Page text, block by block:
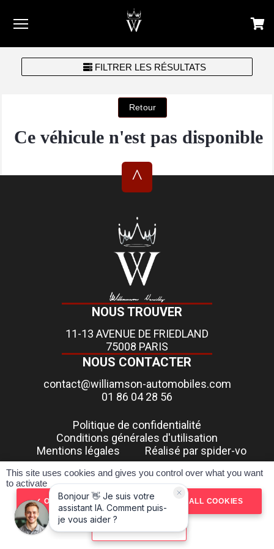
FILTRER LES RÉSULTATS
Ce véhicule n'est pas disponible
^
NOUS TROUVER
11-13 AVENUE DE FRIEDLAND
75008 PARIS
NOUS CONTACTER
contact@williamson-automobiles.com
01 86 04 28 56
Politique de confidentialité
Conditions générales d'utilisation
Mentions légales
Réalisé par spider-vo
Pour les trajets courts, privilégiez la marche ou le vélo
#SeDéplacerMoinsPolluer
This site uses cookies and gives you control over what you want
to activate
OK, ACCEPT ALL DENY ALL COOKIES